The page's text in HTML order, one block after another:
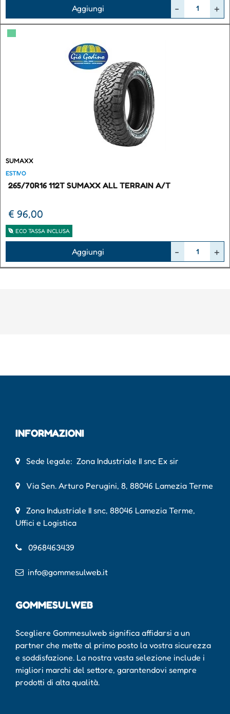
Aggiungi
▀
SUMAXX
ESTIVO
265/70R16 112T SUMAXX ALL TERRAIN A/T
€ 96,00
ECO TASSA INCLUSA
Aggiungi
INFORMAZIONI
Sede legale: Zona Industriale II snc Ex sir
Via Sen. Arturo Perugini, 8, 88046 Lamezia Terme
Zona Industriale II snc, 88046 Lamezia Terme,
Uffici e Logistica
0968463439
info@gommesulweb.it
GOMMESULWEB
Scegliere Gommesulweb significa affidarsi a un
partner che mette al primo posto la vostra sicurezza
e soddisfazione. La nostra vasta selezione include i
migliori marchi del settore, garantendovi sempre
prodotti di alta qualità.